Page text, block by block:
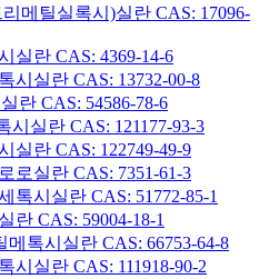
메틸실록시)실란 CAS: 17096-
실란 CAS: 4369-14-6
시실란 CAS: 13732-00-8
란 CAS: 54586-78-6
실란 CAS: 121177-93-3
실란 CAS: 122749-49-9
로실란 CAS: 7351-61-3
톡시실란 CAS: 51772-85-1
란 CAS: 59004-18-1
톡시실란 CAS: 66753-64-8
시실란 CAS: 111918-90-2